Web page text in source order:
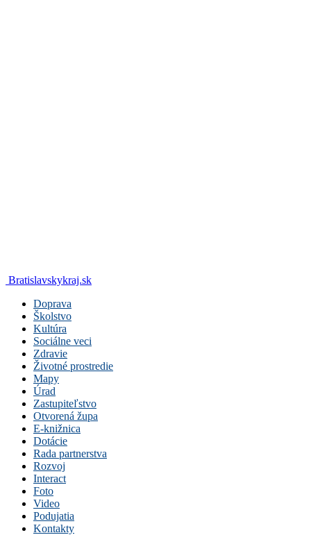
Bratislavskykraj.sk
Doprava
Školstvo
Kultúra
Sociálne veci
Zdravie
Životné prostredie
Mapy
Úrad
Zastupiteľstvo
Otvorená župa
E-knižnica
Dotácie
Rada partnerstva
Rozvoj
Interact
Foto
Video
Podujatia
Kontakty